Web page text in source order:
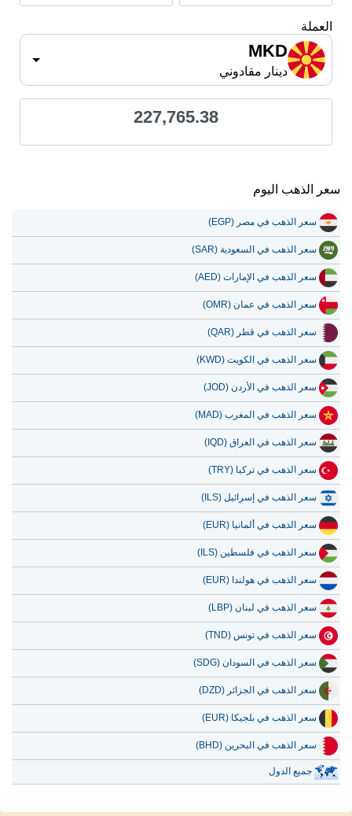
العملة
MKD
دينار مقادوني
227,765.38
سعر الذهب اليوم
سعر الذهب في مصر (EGP)
سعر الذهب في السعودية (SAR)
سعر الذهب في الإمارات (AED)
سعر الذهب في عمان (OMR)
سعر الذهب في قطر (QAR)
سعر الذهب في الكويت (KWD)
سعر الذهب في الأردن (JOD)
سعر الذهب في المغرب (MAD)
سعر الذهب في العراق (IQD)
سعر الذهب في تركيا (TRY)
سعر الذهب في إسرائيل (ILS)
سعر الذهب في ألمانيا (EUR)
سعر الذهب في فلسطين (ILS)
سعر الذهب في هولندا (EUR)
سعر الذهب في لبنان (LBP)
سعر الذهب في تونس (TND)
سعر الذهب في السودان (SDG)
سعر الذهب في الجزائر (DZD)
سعر الذهب في بلجيكا (EUR)
سعر الذهب في البحرين (BHD)
جميع الدول